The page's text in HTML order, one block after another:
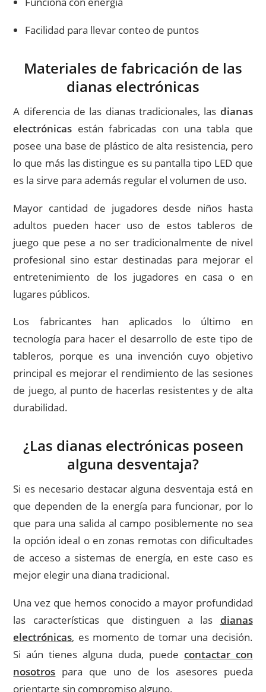
Facilidad para llevar conteo de puntos
Materiales de fabricación de las
dianas electrónicas
A diferencia de las dianas tradicionales, las dianas
electrónicas están fabricadas con una tabla que
posee una base de plástico de alta resistencia, pero
lo que más las distingue es su pantalla tipo LED que
es la sirve para además regular el volumen de uso.
Mayor cantidad de jugadores desde niños hasta
adultos pueden hacer uso de estos tableros de
juego que pese a no ser tradicionalmente de nivel
profesional sino estar destinadas para mejorar el
entretenimiento de los jugadores en casa o en
lugares públicos.
Los fabricantes han aplicados lo último en
tecnología para hacer el desarrollo de este tipo de
tableros, porque es una invención cuyo objetivo
principal es mejorar el rendimiento de las sesiones
de juego, al punto de hacerlas resistentes y de alta
durabilidad.
¿Las dianas electrónicas poseen
alguna desventaja?
Si es necesario destacar alguna desventaja está en
que dependen de la energía para funcionar, por lo
que para una salida al campo posiblemente no sea
la opción ideal o en zonas remotas con dificultades
de acceso a sistemas de energía, en este caso es
mejor elegir una diana tradicional.
Una vez que hemos conocido a mayor profundidad
las características que distinguen a las dianas
electrónicas, es momento de tomar una decisión.
Si aún tienes alguna duda, puede contactar con
nosotros para que uno de los asesores pueda
orientarte sin compromiso alguno.